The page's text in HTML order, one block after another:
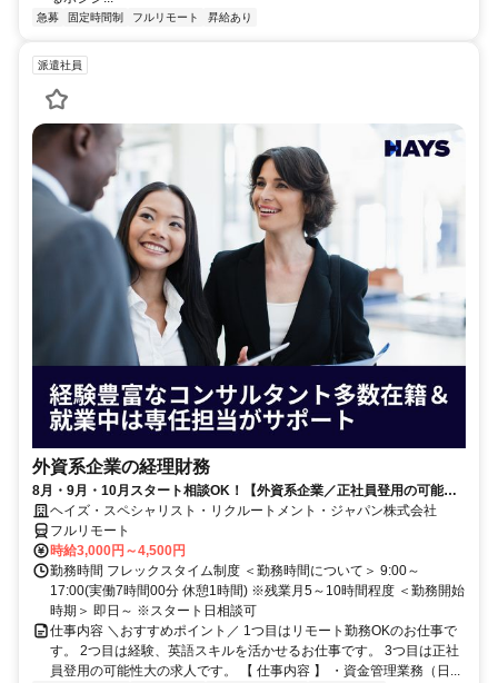
急募 固定時間制 フルリモート 昇給あり
派遣社員
外資系企業の経理財務
8月・9月・10月スタート相談OK！【外資系企業／正社員登用の可能性
大／700万～800万／リモート勤務OK】経理財務
ヘイズ・スペシャリスト・リクルートメント・ジャパン株式会社
フルリモート
時給3,000円～4,500円
勤務時間 フレックスタイム制度 ＜勤務時間について＞ 9:00～
17:00(実働7時間00分 休憩1時間) ※残業月5～10時間程度 ＜勤務開始
時期＞ 即日～ ※スタート日相談可
仕事内容 ＼おすすめポイント／ 1つ目はリモート勤務OKのお仕事で
す。 2つ目は経験、英語スキルを活かせるお仕事です。 3つ目は正社
員登用の可能性大の求人です。 【 仕事内容 】 ・資金管理業務（日...